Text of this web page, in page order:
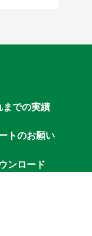
までの実績
トのお願い
ンロード